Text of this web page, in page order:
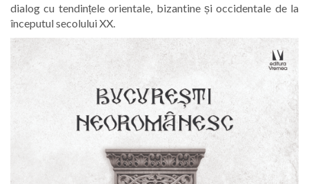
dialog cu tendințele orientale, bizantine și occidentale de la
începutul secolului XX.